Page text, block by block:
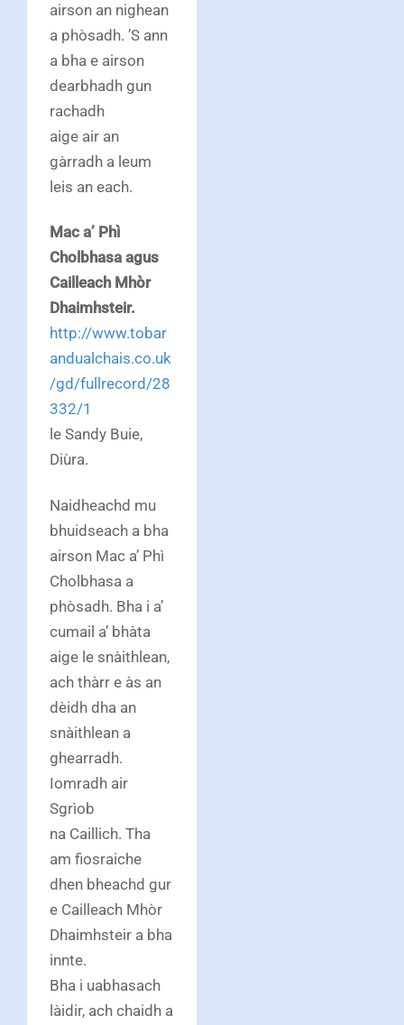
airson an nighean
a phòsadh. ’S ann
a bha e airson
dearbhadh gun
rachadh
aige air an
gàrradh a leum
leis an each.
Mac a’ Phì
Cholbhasa agus
Cailleach Mhòr
Dhaimhsteir.
http://www.tobar
andualchais.co.uk
/gd/fullrecord/28
332/1
le Sandy Buie,
Diùra.
Naidheachd mu
bhuidseach a bha
airson Mac a’ Phì
Cholbhasa a
phòsadh. Bha i a’
cumail a’ bhàta
aige le snàithlean,
ach thàrr e às an
dèidh dha an
snàithlean a
ghearradh.
Iomradh air
Sgrìob
na Caillich. Tha
am fiosraiche
dhen bheachd gur
e Cailleach Mhòr
Dhaimhsteir a bha
innte.
Bha i uabhasach
làidir, ach chaidh a